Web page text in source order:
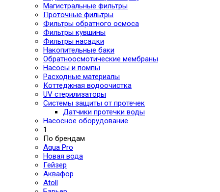
Магистральные фильтры
Проточные фильтры
Фильтры обратного осмоса
Фильтры кувшины
Фильтры насадки
Накопительные баки
Обратноосмотические мембраны
Насосы и помпы
Расходные материалы
Коттеджная водоочистка
UV стерилизаторы
Системы защиты от протечек
Датчики протечки воды
Насосное оборудование
1
По брендам
Aqua Pro
Новая вода
Гейзер
Аквафор
Atoll